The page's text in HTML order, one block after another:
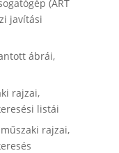
(ART
javítási
ábrái,
rajzai,
listái
rajzai,